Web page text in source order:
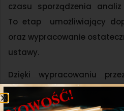
czasu sporządzenia
To etap umożliwiający
oraz wypracowanie
ustawy.
Dzięki wypracowaniu
koalicyjnego poparcia dla
Łowiecki jest kolejny